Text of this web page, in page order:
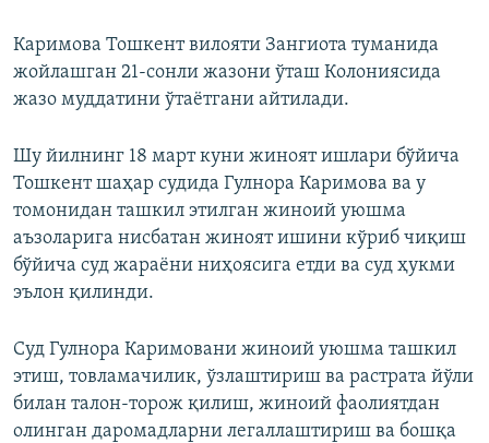
Каримова Тошкент вилояти Зангиота туманида
жойлашган 21-сонли жазони ўташ Колониясида
жазо муддатини ўтаётгани айтилади.
Шу йилнинг 18 март куни жиноят ишлари бўйича
Тошкент шаҳар судида Гулнора Каримова ва у
томонидан ташкил этилган жиноий уюшма
аъзоларига нисбатан жиноят ишини кўриб чиқиш
бўйича суд жараёни ниҳоясига етди ва суд ҳукми
эълон қилинди.
Суд Гулнора Каримовани жиноий уюшма ташкил
этиш, товламачилик, ўзлаштириш ва растрата йўли
билан талон-торож қилиш, жиноий фаолиятдан
олинган даромадларни легаллаштириш ва бошқа